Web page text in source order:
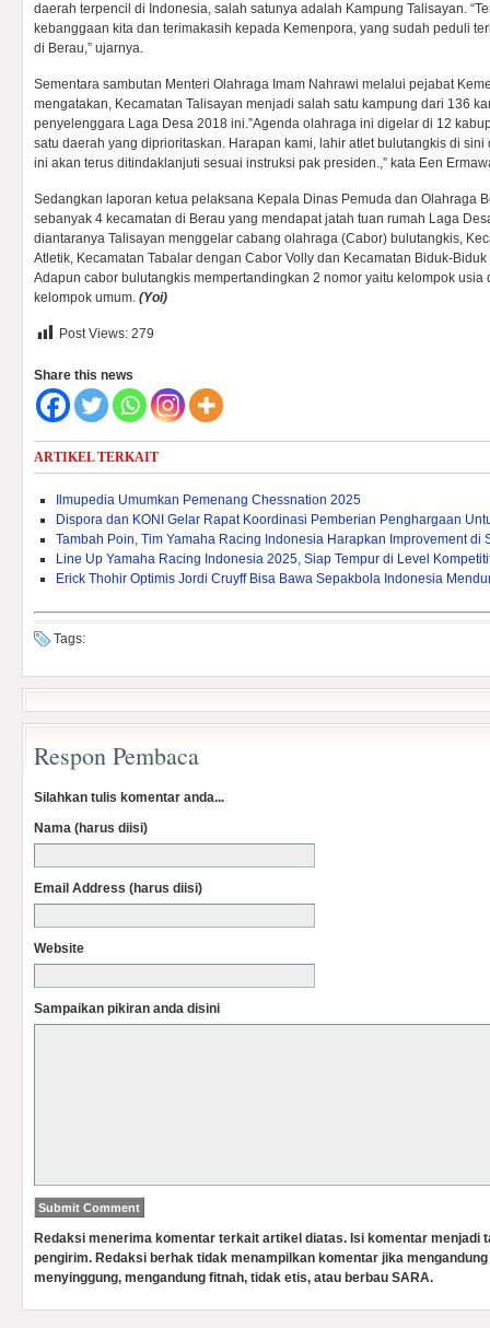
daerah terpencil di Indonesia, salah satunya adalah Kampung Talisayan.
kebanggaan kita dan terimakasih kepada Kemenpora, yang sudah peduli
di Berau,” ujarnya.
Sementara sambutan Menteri Olahraga Imam Nahrawi melalui pejabat
mengatakan, Kecamatan Talisayan menjadi salah satu kampung dari 136
penyelenggara Laga Desa 2018 ini.”Agenda olahraga ini digelar di 12
satu daerah yang diprioritaskan. Harapan kami, lahir atlet bulutangkis di sini
ini akan terus ditindaklanjuti sesuai instruksi pak presiden.,” kata Een
Sedangkan laporan ketua pelaksana Kepala Dinas Pemuda dan Olahraga
sebanyak 4 kecamatan di Berau yang mendapat jatah tuan rumah Laga
diantaranya Talisayan menggelar cabang olahraga (Cabor) bulutangkis,
Atletik, Kecamatan Tabalar dengan Cabor Volly dan Kecamatan Biduk-
Adapun cabor bulutangkis mempertandingkan 2 nomor yaitu kelompok usia
kelompok umum. (Yoi)
Post Views: 279
Share this news
ARTIKEL TERKAIT
Ilmupedia Umumkan Pemenang Chessnation 2025
Dispora dan KONI Gelar Rapat Koordinasi Pemberian Penghargaan
Tambah Poin, Tim Yamaha Racing Indonesia Harapkan Improvement di
Line Up Yamaha Racing Indonesia 2025, Siap Tempur di Level
Erick Thohir Optimis Jordi Cruyff Bisa Bawa Sepakbola Indonesia
Tags:
Respon Pembaca
Silahkan tulis komentar anda...
Nama (harus diisi)
Email Address (harus diisi)
Website
Sampaikan pikiran anda disini
Redaksi menerima komentar terkait artikel diatas. Isi komentar menjadi
pengirim. Redaksi berhak tidak menampilkan komentar jika
menyinggung, mengandung fitnah, tidak etis, atau berbau SARA.